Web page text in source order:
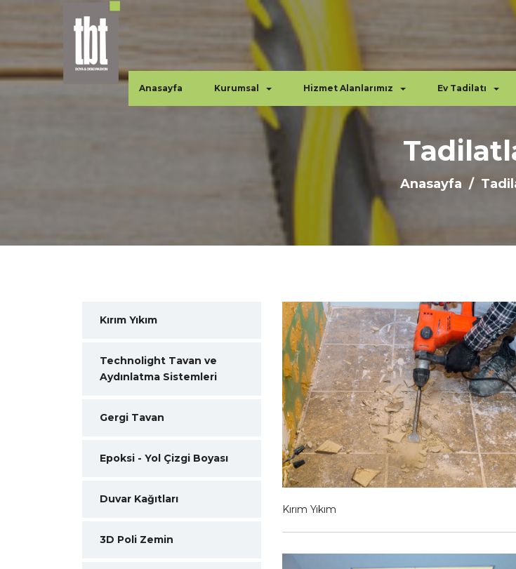
Anasayfa Kurumsal Hizmet Alanlarımız Ev Tadilatı
Anasayfa
Kırım Yıkım
Technolight Tavan ve
Aydınlatma Sistemleri
Gergi Tavan
Epoksi - Yol Çizgi Boyası
Duvar Kağıtları
3D Poli Zemin
Kırım Yıkım